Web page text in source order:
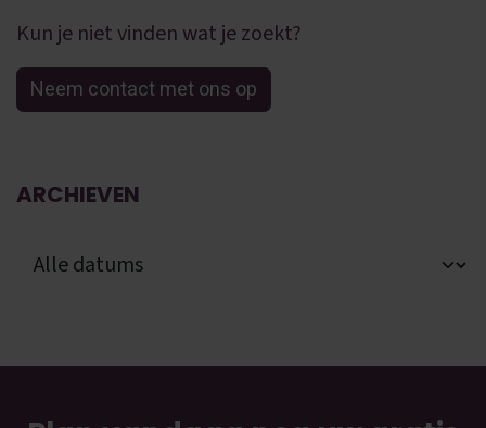
Kun je niet vinden wat je zoekt?
Neem contact met ons op
ARCHIEVEN